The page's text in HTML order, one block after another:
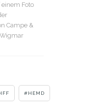
einem Foto
Campe &
HEMD